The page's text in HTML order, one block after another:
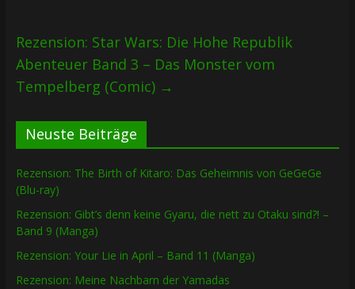
Rezension: Star Wars: Die Hohe Republik
Abenteuer Band 3 – Das Monster vom
Tempelberg (Comic) →
Neuste Beiträge
Rezension: The Birth of Kitaro: Das Geheimnis von GeGeGe
(Blu-ray)
Rezension: Gibt’s denn keine Gyaru, die nett zu Otaku sind?! –
Band 9 (Manga)
Rezension: Your Lie in April – Band 11 (Manga)
Rezension: Meine Nachbarn der Yamadas